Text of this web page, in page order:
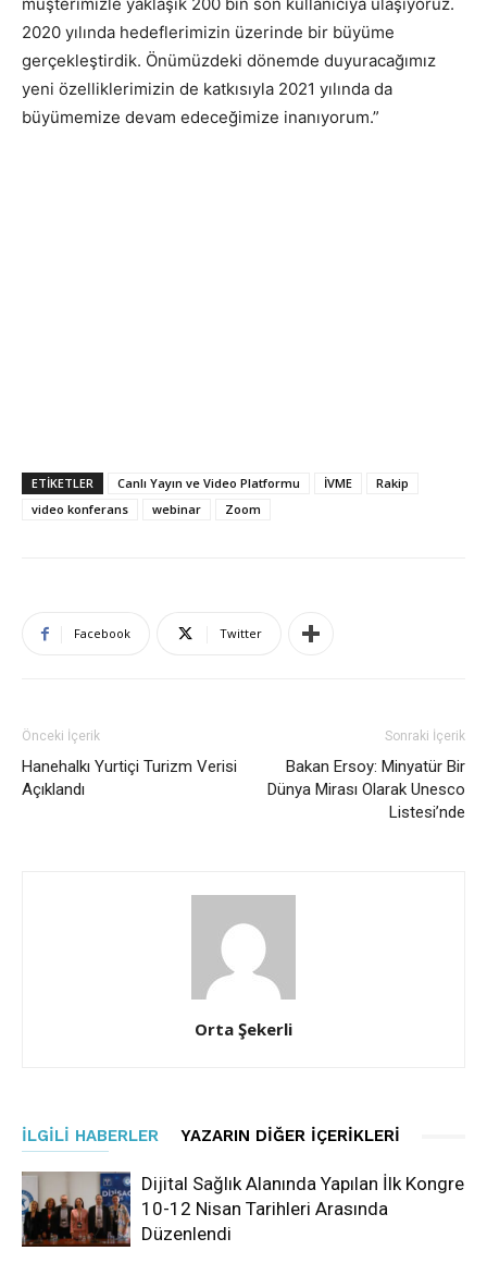
2020 yılında hedeflerimizin üzerinde bir büyüme
gerçekleştirdik. Önümüzdeki dönemde duyuracağımız
yeni özelliklerimizin de katkısıyla 2021 yılında da
büyümemize devam edeceğimize inanıyorum.”
ETIKETLER Canlı Yayın ve Video Platformu İVME
Rakip
video konferans
webinar Zoom
Facebook Twitter
Önceki İçerik
Hanehalkı Yurtiçi Turizm Verisi
Açıklandı
Sonraki İçerik
Bakan Ersoy: Minyatür Bir
Dünya Mirası Olarak Unesco
Listesi’nde
Orta Şekerli
İLGILI HABERLER YAZARIN DIĞER İÇERIKLERI
Dijital Sağlık Alanında Yapılan İlk Kongre
10-12 Nisan Tarihleri Arasında
Düzenlendi